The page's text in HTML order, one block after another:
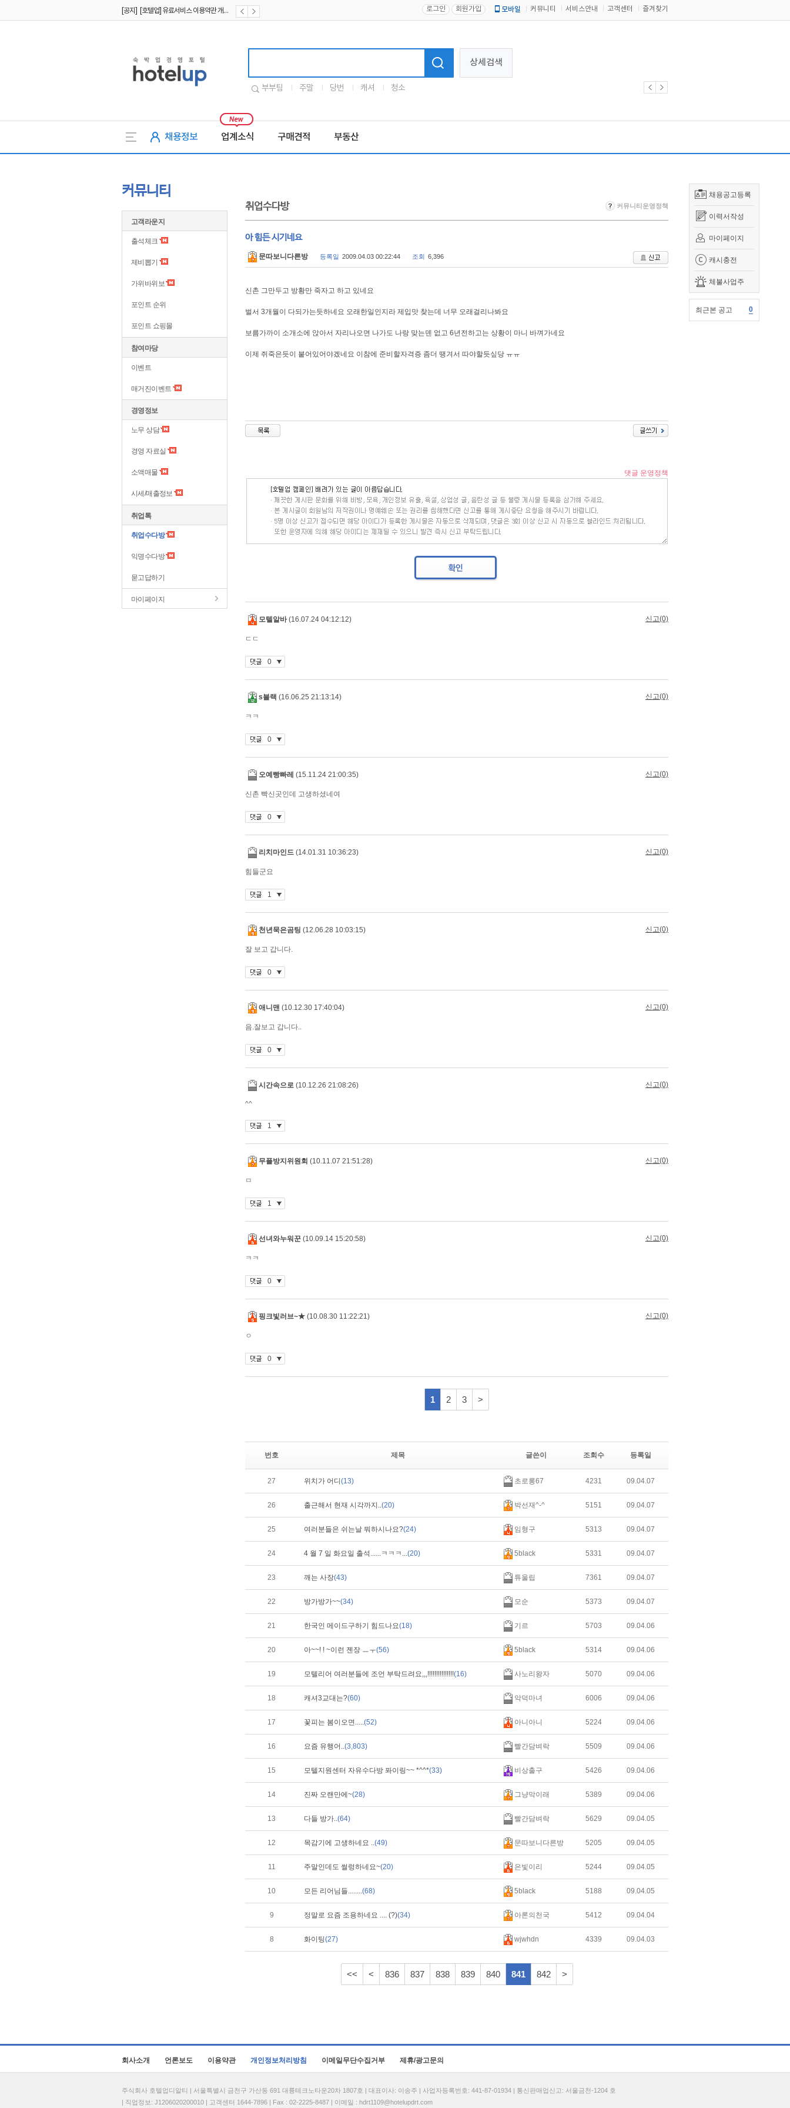
[공지] [호텔업] 개인정보 처리방침 개정본2 (19.09.02) 로그인 회원가입 모바일 커뮤니티 서비스안내 고객센터 즐겨찾기
상세검색
부부팀 주말 당번 캐셔 청소
채용정보 업계소식 구매견적 부동산
채용공고등록
이력서작성
마이페이지
캐시충전
체불사업주
최근본 공고 0
커뮤니티
고객라운지
출석체크
제비뽑기
가위바위보
포인트 순위
포인트 쇼핑몰
참여마당
이벤트
매거진이벤트
경영정보
노무 상담
경영 자료실
소액매물
시세/매출정보
취업톡
취업수다방
익명수다방
묻고답하기
마이페이지
취업수다방 커뮤니티운영정책
아 힘든 시기네요
문따보니다른방 등록일 2009.04.03 00:22:44 조회 6,396
신촌 그만두고 방황만 죽자고 하고 있네요
벌서 3개월이 다되가는듯하네요 오래한일인지라 제입맛 찾는데 너무 오래걸리나봐요
보름가까이 소개소에 앉아서 자리나오면 나가도 나랑 맞는덴 없고 6년전하고는 상황이 마니 바껴가네요
이제 쥐죽은듯이 붙어있어야겠네요 이참에 준비할자격증 좀더 땡겨서 따야할듯싶당 ㅠㅠ
번호 제목 글쓴이 조회수 등록일
27 위치가 어디 (13) 초로롱67 4231 09.04.07
26 출근해서 현재 시각까지..(20) 박선재^-^ 5151 09.04.07
25 여러분들은 쉬는날 뭐하시나요?(24) 임형구 5313 09.04.07
24 4 월 7 일 화요일 출석......ㅋㅋㅋ...(20) 5black 5331 09.04.07
23 깨는 사장(43) 튜울립 7361 09.04.07
22 방가방가~~(34) 모순 5373 09.04.07
21 한국인 메이드구하기 힘드나요(18) 기르 5703 09.04.06
20 아~~! ! ~이런 젠장 ㅡㅜ(56) 5black 5314 09.04.06
19 모텔리어 여러분들에 조언 부탁드려요,,,!!!!!!!!!!!!!!!(16) 사노리왕자 5070 09.04.06
18 캐셔3교대는?(60) 악덕마녀 6006 09.04.06
17 꽃피는 봄이오면.....(52) 아니아니 5224 09.04.06
16 요즘 유행어..(3,803) 빨간담벼락 5509 09.04.06
15 모텔지원센터 자유수다방 퐈이링~~ *^^*(33) 비상출구 5426 09.04.06
14 진짜 오랜만에~(28) 그냥막이래 5389 09.04.06
13 다들 방가..(64) 빨간담벼락 5629 09.04.05
12 목감기에 고생하네요 ..(49) 문따보니다른방 5205 09.04.05
11 주말인데도 썰렁하네요~(20) 은빛이리 5244 09.04.05
10 모든 리어님들........(68) 5black 5188 09.04.05
9 정말로 요즘 조용하네요 .... (?)(34) 아론의천국 5412 09.04.04
8 화이팅(27) wjwhdn 4339 09.04.03
<< < 836 837 838 839 840 841 842 >
회사소개 언론보도 이용약관 개인정보처리방침 이메일무단수집거부 제휴/광고문의
주식회사 호텔업디알티 | 서울특별시 금천구 가산동 691 대륭테크노타운20차 1807호 | 대표이사: 이송주 | 사업자등록번호: 441-87-01934 | 통신판매업신고: 서울금천-1204 호
| 직업정보: J1206020200010 | 고객센터 1644-7896 | Fax : 02-2225-8487 | 이메일 : hdrt1109@hotelupdrt.com